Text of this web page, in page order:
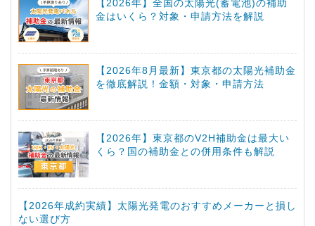
【2026年】全国の太陽光(蓄電池)の補助
金はいくら？対象・申請方法を解説
【2026年8月最新】東京都の太陽光補助金
を徹底解説！金額・対象・申請方法
【2026年】東京都のV2H補助金は最大い
くら？国の補助金との併用条件も解説
【2026年成約実績】太陽光発電のおすすめメーカーと損し
ない選び方